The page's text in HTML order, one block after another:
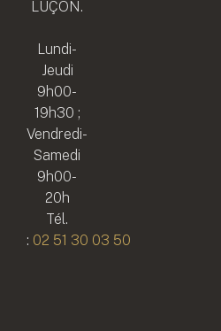
LUÇON.
Lundi-
Jeudi
9h00-
19h30 ;
Vendredi-
Samedi
9h00-
20h
Tél.
: 02 51 30 03 50